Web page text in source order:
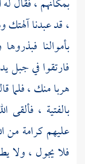
، قد عبدنا آلهتك
بأموالنا
فارتقوا في جبل
هربا منك ، فلما
بالفتية ،
عليهم كرامة من
فلا يجول ، ولا